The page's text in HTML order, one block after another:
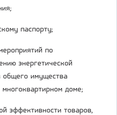
паспорту;
по
энергетической
общего имущества
доме;
эффективности товаров,